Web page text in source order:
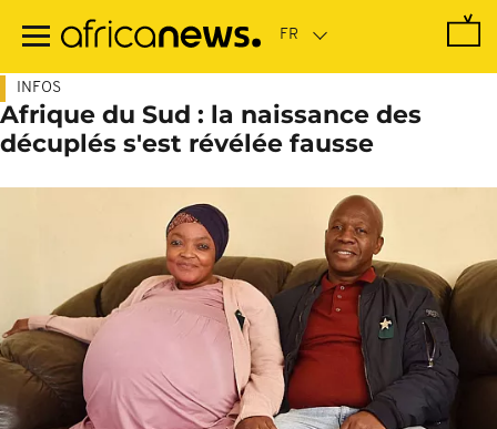
contenu
INFOS
Afrique du Sud : la naissance des
décuplés s'est révélée fausse